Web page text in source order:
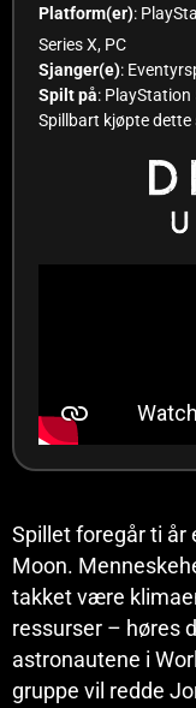
Platform(er):
Series X, PC
Sjanger(e):
Spilt på: PlayStation
Spillbart kjøpte dette
Spillet foregår ti år
Moon.
takket være
ressurser – høres
astronautene i
gruppe vil redde